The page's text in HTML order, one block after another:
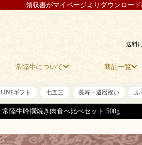
領収書がマイページよりダウンロー
送料
常陸牛について 商品一覧
LINEギフト 七五三 長寿・還暦祝い ふ
常陸牛吟撰焼き肉食べ比べセット 500g